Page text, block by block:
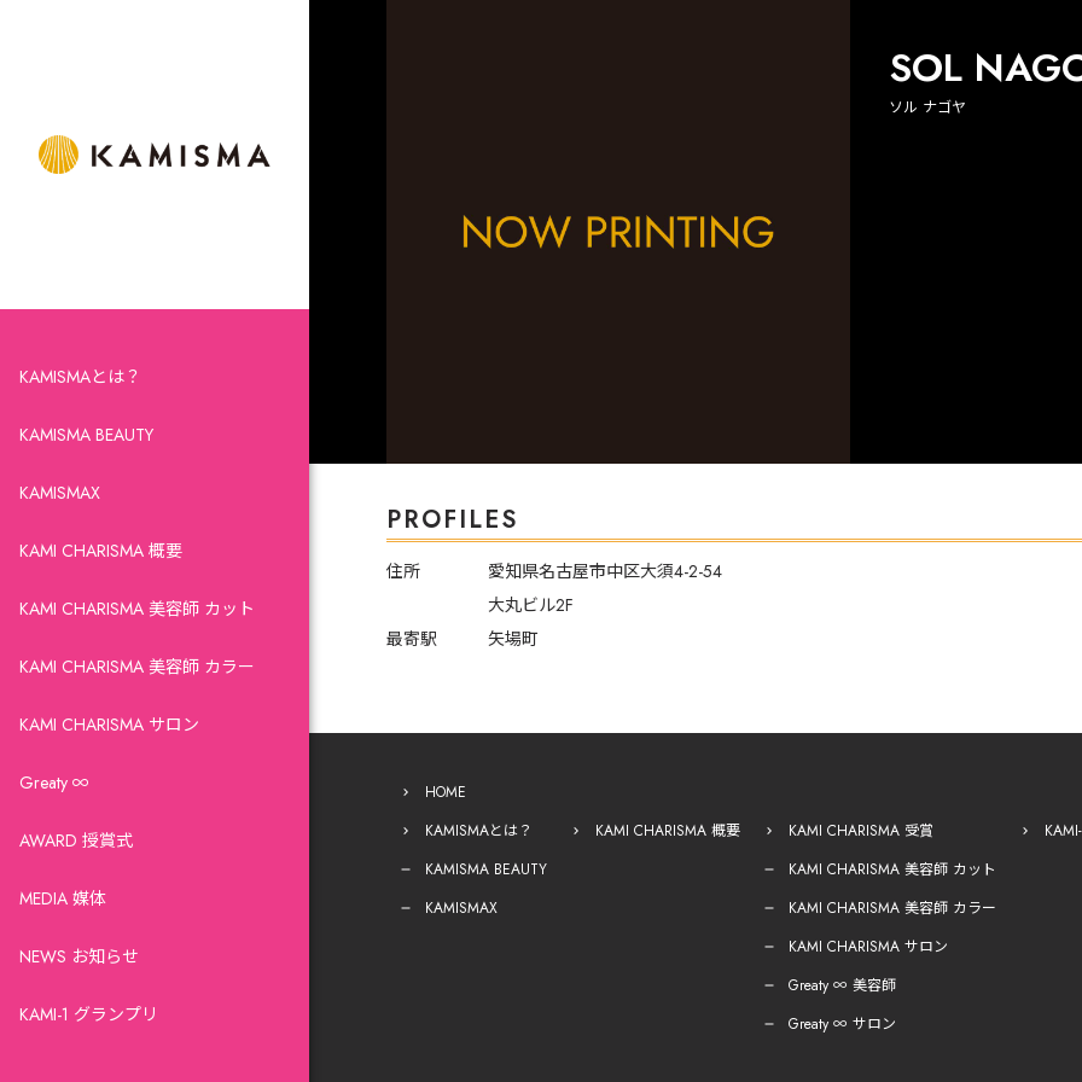
KAMISMAとは？
KAMISMA BEAUTY
KAMISMAX
KAMI CHARISMA 概要
KAMI CHARISMA 美容師 カット
KAMI CHARISMA 美容師 カラー
KAMI CHARISMA サロン
Greaty ∞
AWARD 授賞式
MEDIA 媒体
NEWS お知らせ
KAMI-1 グランプリ
SOL
ソル ナゴヤ
PROFILES
住所
愛知県名古屋市中区大須4-2-54
大丸ビル2F
最寄駅
矢場町
HOME
KAMISMAとは？
KAMISMA BEAUTY
KAMISMAX
KAMI CHARISMA 概要
KAMI CHARISMA 受賞
KAMI CHARISMA 美容師 カット
KAMI CHARISMA 美容師 カラー
KAMI CHARISMA サロン
Greaty ∞ 美容師
Greaty ∞ サロン